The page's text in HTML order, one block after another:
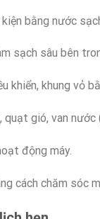
bằng nước
sạch sâu bên
khiển, khung vỏ
gió, van nước
động máy.
cách chăm sóc